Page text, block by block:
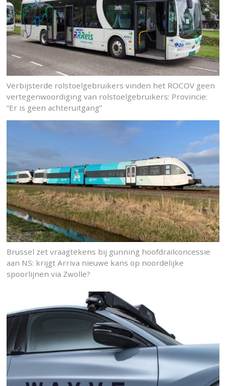
Verbijsterde rolstoelgebruikers vinden het ROCOV geen
vertegenwoordiging van rolstoelgebruikers: Provincie:
“Er is geen achteruitgang”
Brussel zet vraagtekens bij gunning hoofdrailconcessie
aan NS: krijgt Arriva nieuwe kans op noordelijke
spoorlijnen via Zwolle?